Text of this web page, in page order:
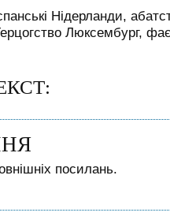
Нідерланди,
Люксембург,
посилань.